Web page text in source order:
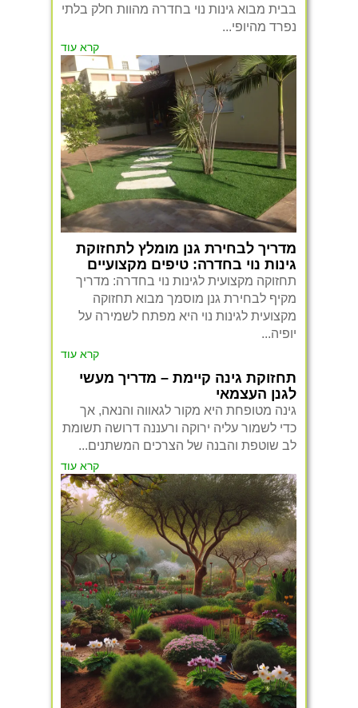
בבית מבוא גינות נוי בחדרה מהוות חלק בלתי
נפרד מהיופי...
קרא עוד
מדריך לבחירת גנן מומלץ לתחזוקת
גינות נוי בחדרה: טיפים מקצועיים
תחזוקה מקצועית לגינות נוי בחדרה: מדריך
מקיף לבחירת גנן מוסמך מבוא תחזוקה
מקצועית לגינות נוי היא מפתח לשמירה על
יופיה...
קרא עוד
תחזוקת גינה קיימת – מדריך מעשי
לגנן העצמאי
גינה מטופחת היא מקור לגאווה והנאה, אך
כדי לשמור עליה ירוקה ורעננה דרושה תשומת
לב שוטפת והבנה של הצרכים המשתנים...
קרא עוד